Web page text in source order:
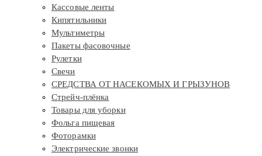
Кассовые ленты
Кипятильники
Мультиметры
Пакеты фасовочные
Рулетки
Свечи
СРЕДСТВА ОТ НАСЕКОМЫХ И ГРЫЗУНОВ
Стрейч-плёнка
Товары для уборки
Фольга пищевая
Фоторамки
Электрические звонки